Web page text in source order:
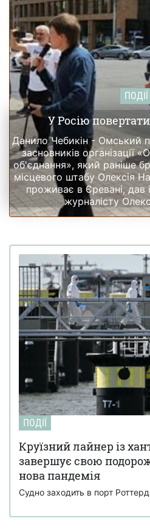
ПОДІЇ
У Росію
Данило Чебикін - Омський
засновників організації
об'єднання», який раніше
місцевого штабу Олексія
проживає в Єревані, дав
журналісту
ПОДІЇ
Круїзний лайнер із
завершує свою
нова пандемія
Судно заходить в порт